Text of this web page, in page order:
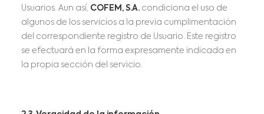
Usuarios. Aun así, COFEM, S.A. condiciona el uso de
algunos de los servicios a la previa cumplimentación
del correspondiente registro de Usuario. Este registro
se efectuará en la forma expresamente indicada en
la propia sección del servicio.